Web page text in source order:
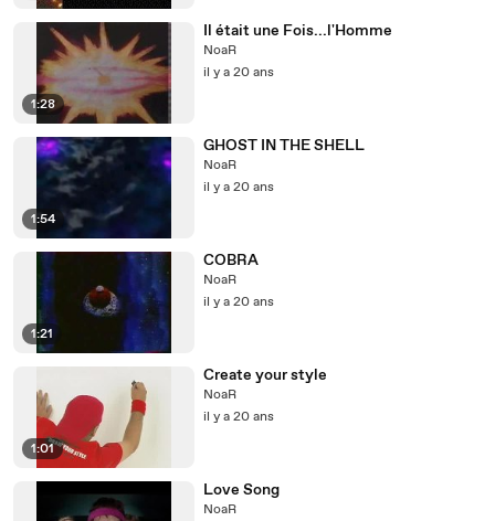
1:28
Il était une Fois...l'Homme
NoaR
il y a 20 ans
1:54
GHOST IN THE SHELL
NoaR
il y a 20 ans
1:21
COBRA
NoaR
il y a 20 ans
1:01
Create your style
NoaR
il y a 20 ans
Love Song
NoaR